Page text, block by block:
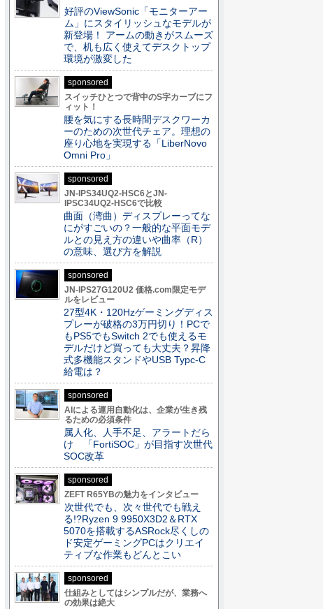
好評のViewSonic「モニターアー
ム」にスタイリッシュなモデルが
新登場！ アームの動きがスムーズ
で、机も広く使えてデスクトップ
環境が激変した
sponsored
スイッチひとつで背中のS字カーブにフ
ィット！
腰を気にする長時間デスクワーカ
ーのための次世代チェア。理想の
座り心地を実現する「LiberNovo
Omni Pro」
sponsored
JN-IPS34UQ2-HSC6とJN-
IPSC34UQ2-HSC6で比較
曲面（湾曲）ディスプレーってな
にがすごいの？一般的な平面モデ
ルとの見え方の違いや曲率（R）
の意味、選び方を解説
sponsored
JN-IPS27G120U2 価格.com限定モデ
ルをレビュー
27型4K・120Hzゲーミングディス
プレーが破格の3万円切り！PCで
もPS5でもSwitch 2でも使えるモ
デルだけど買っても大丈夫？昇降
式多機能スタンドやUSB Typc-C
給電は？
sponsored
AIによる運用自動化は、企業が生き残
るための必須条件
属人化、人手不足、アラートだら
け 「FortiSOC」が目指す次世代
SOC改革
sponsored
ZEFT R65YBの魅力をインタビュー
次世代でも、次々世代でも戦え
る!?Ryzen 9 9950X3D2＆RTX
5070を搭載するASRock尽くしの
ド安定ゲーミングPCはクリエイ
ティブな作業もどんとこい
sponsored
仕組みとしてはシンプルだが、業務へ
の効果は絶大